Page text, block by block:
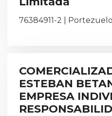
76384911-2 | Portezuelo
ESTEBAN
EMPRESA